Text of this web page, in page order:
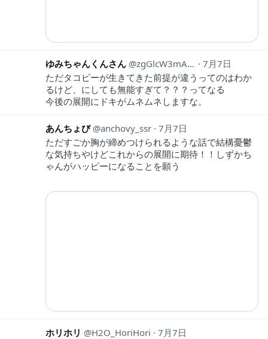
ゆみちゃんくんさん zgGlcW3mArim2HI
7月7日
ただタコピーが生きてきた前提が違うってのはわか
るけど、にしても無能すぎて？？？ってなる
今後の展開にドキがムネムネしますな。
あんちょび anchovy_ssr 7月7日
ただすごか胸が締めつけられるような話で結構憂鬱
な気持ちやけどこれからの展開に期待！！しずかち
ゃんがハッピーになることを願う
ホリホリ H2O_HoriHori
7月7日